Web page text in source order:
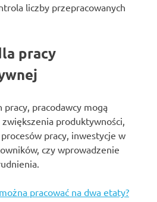
liczby przepracowanych
pracy
pracy, pracodawcy mogą
produktywności,
pracy, inwestycje w
czy wprowadzenie
pracować na dwa etaty?